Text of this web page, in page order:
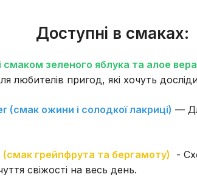
Доступні в смаках:
смаком зеленого яблука та алое
пригод, які хочуть
(смак ожини і солодкої лакриці) —
(смак грейпфрута та бергамоту)
-
свіжості на весь день.